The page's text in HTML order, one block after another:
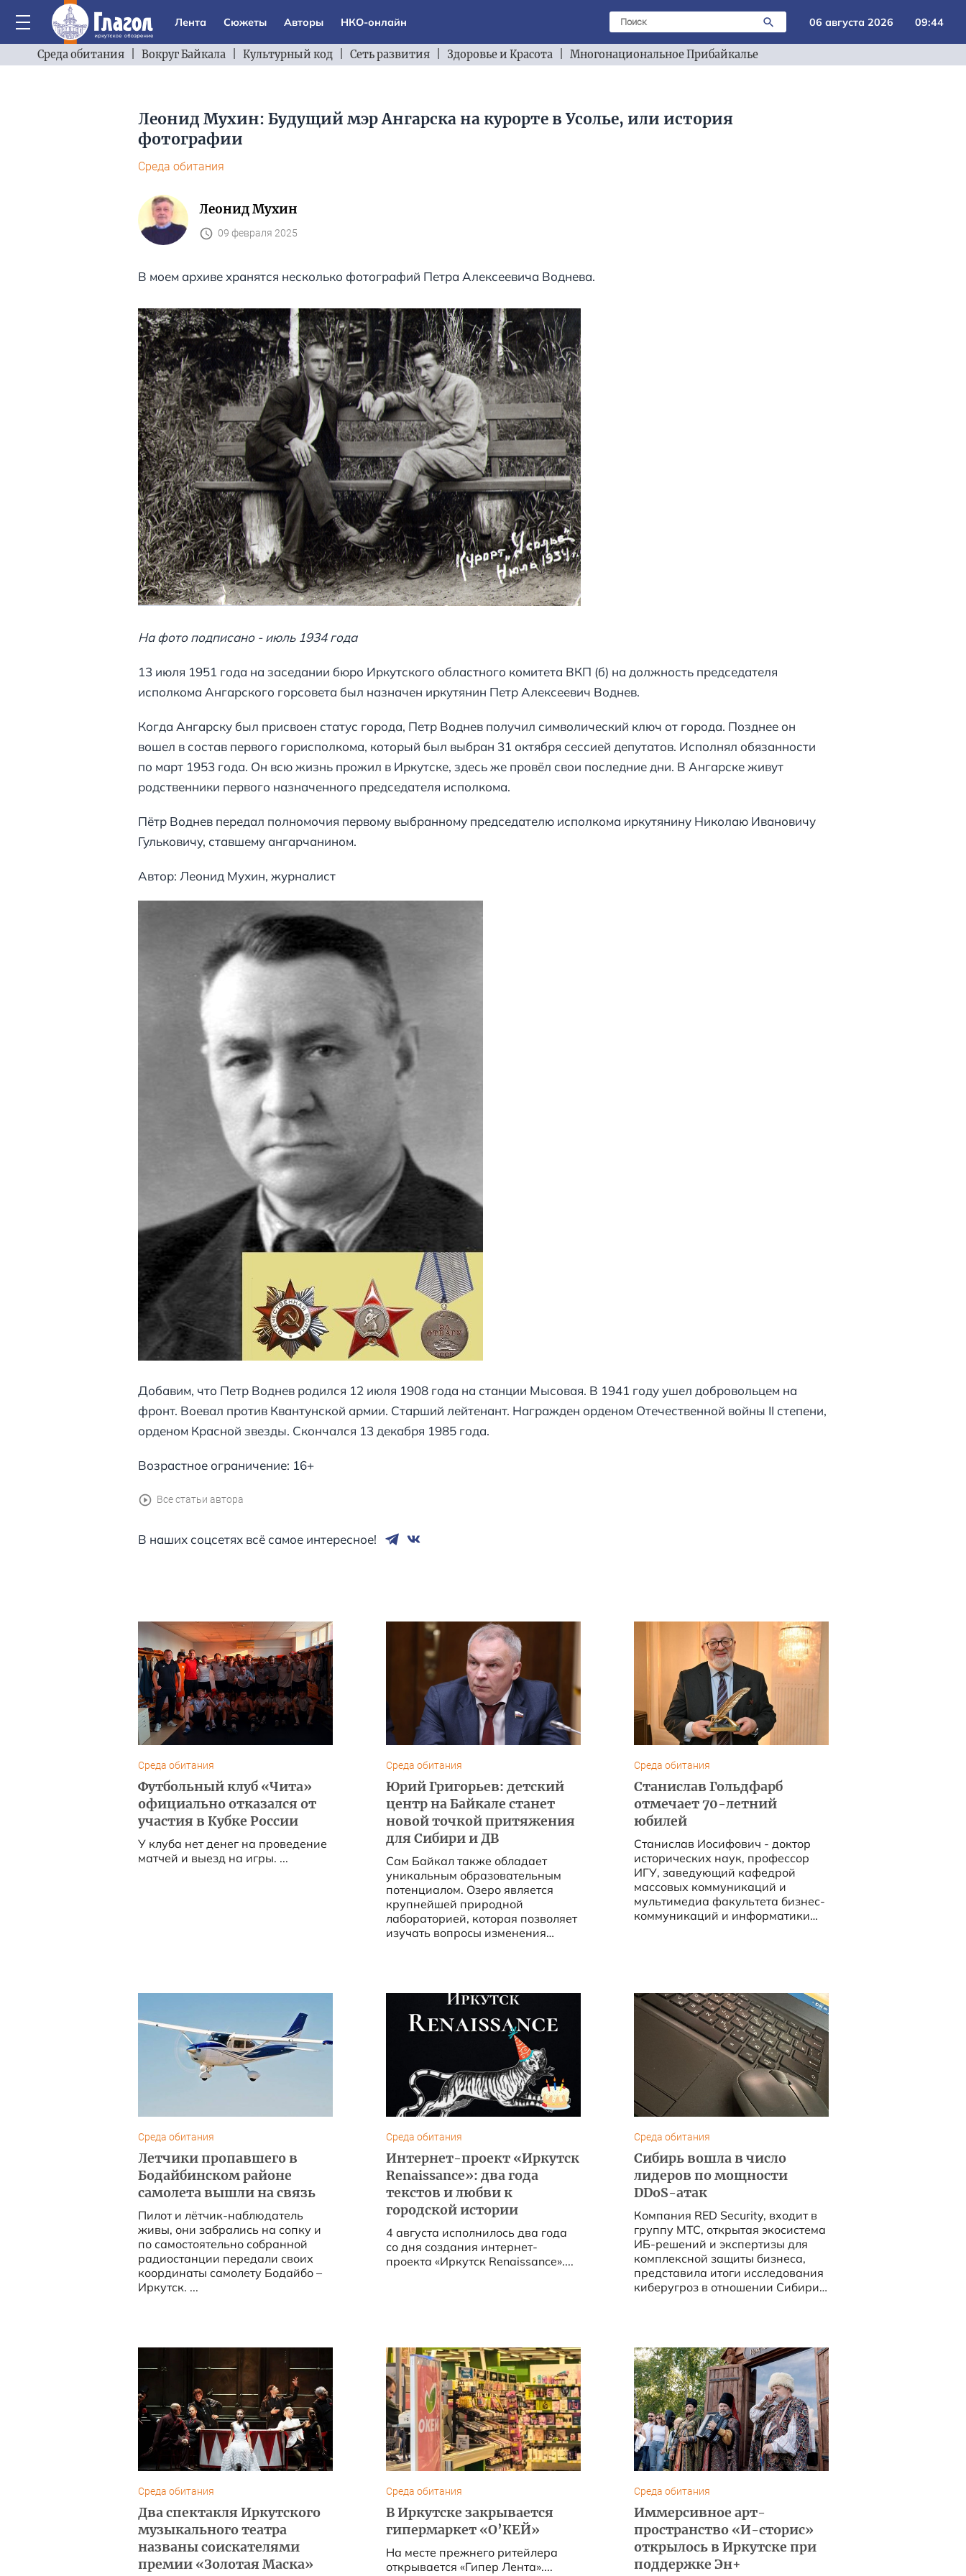
Лента Сюжеты Авторы НКО-онлайн 06 августа 2026 09:44
Среда обитания Вокруг Байкала Культурный код Сеть развития Здоровье и Красота Многонациональное Прибайкалье
Леонид Мухин: Будущий мэр Ангарска на курорте в Усолье, или история
фотографии
Среда обитания
Леонид Мухин
09 февраля 2025
В моем архиве хранятся несколько фотографий Петра Алексеевича Воднева.
На фото подписано - июль 1934 года
13 июля 1951 года на заседании бюро Иркутского областного комитета ВКП (б) на должность председателя
исполкома Ангарского горсовета был назначен иркутянин Петр Алексеевич Воднев.
Когда Ангарску был присвоен статус города, Петр Воднев получил символический ключ от города. Позднее он
вошел в состав первого горисполкома, который был выбран 31 октября сессией депутатов. Исполнял обязанности
по март 1953 года. Он всю жизнь прожил в Иркутске, здесь же провёл свои последние дни. В Ангарске живут
родственники первого назначенного председателя исполкома.
Пётр Воднев передал полномочия первому выбранному председателю исполкома иркутянину Николаю Ивановичу
Гульковичу, ставшему ангарчанином.
Автор: Леонид Мухин, журналист
Добавим, что Петр Воднев родился 12 июля 1908 года на станции Мысовая. В 1941 году ушел добровольцем на
фронт. Воевал против Квантунской армии. Старший лейтенант. Награжден орденом Отечественной войны II степени,
орденом Красной звезды. Скончался 13 декабря 1985 года.
Возрастное ограничение: 16+
Все статьи автора
В наших соцсетях всё самое интересное!
Среда обитания
Футбольный клуб «Чита»
официально отказался от
участия в Кубке России
У клуба нет денег на проведение
матчей и выезд на игры. ...
Среда обитания
Юрий Григорьев: детский
центр на Байкале станет
новой точкой притяжения
для Сибири и ДВ
Сам Байкал также обладает
уникальным образовательным
потенциалом. Озеро является
крупнейшей природной
лабораторией, которая позволяет
изучать вопросы изменения
Среда обитания
Станислав Гольдфарб
отмечает 70-летний
юбилей
Станислав Иосифович - доктор
исторических наук, профессор
ИГУ, заведующий кафедрой
массовых коммуникаций и
мультимедиа факультета бизнес-
коммуникаций и информатики
Среда обитания
Летчики пропавшего в
Бодайбинском районе
самолета вышли на связь
Пилот и лётчик-наблюдатель
живы, они забрались на сопку и
по самостоятельно собранной
радиостанции передали своих
координаты самолету Бодайбо –
Иркутск. ...
Среда обитания
Интернет-проект «Иркутск
Renaissance»: два года
текстов и любви к
городской истории
4 августа исполнилось два года
со дня создания интернет-
проекта «Иркутск Renaissance»....
Среда обитания
Сибирь вошла в число
лидеров по мощности
DDoS-атак
Компания RED Security, входит в
группу МТС, открытая экосистема
ИБ-решений и экспертизы для
комплексной защиты бизнеса,
представила итоги исследования
киберугроз в отношении Сибири.
Среда обитания
Два спектакля Иркутского
музыкального театра
названы соискателями
премии «Золотая Маска»
Среда обитания
В Иркутске закрывается
гипермаркет «О’КЕЙ»
На месте прежнего ритейлера
открывается «Гипер Лента»....
Среда обитания
Иммерсивное арт-
пространство «И-сторис»
открылось в Иркутске при
поддержке Эн+